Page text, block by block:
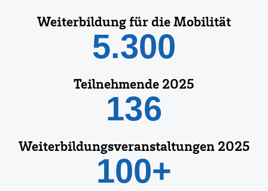
Weiterbildung für die Mobilität
5.300
Teilnehmende 2025
136
Weiterbildungsveranstaltungen 2025
100+